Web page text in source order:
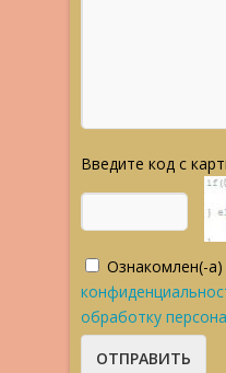
Введите код с
Ознакомлен(-а)
обработку